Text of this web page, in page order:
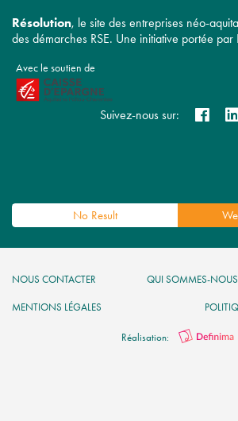
Résolution, le site des entreprises néo-
des démarches RSE. Une initiative portée par
Avec le soutien de
Suivez-nous sur:
No Result
NOUS CONTACTER QUI SOMMES-
MENTIONS LÉGALES
Réalisation: